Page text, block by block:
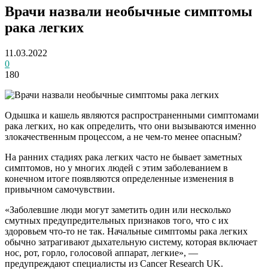
Врачи назвали необычные симптомы
рака легких
11.03.2022
0
180
Одышка и кашель являются распространенными симптомами
рака легких, но как определить, что они вызываются именно
злокачественным процессом, а не чем-то менее опасным?
На ранних стадиях рака легких часто не бывает заметных
симптомов, но у многих людей с этим заболеванием в
конечном итоге появляются определенные изменения в
привычном самочувствии.
«Заболевшие люди могут заметить один или несколько
смутных предупредительных признаков того, что с их
здоровьем что-то не так. Начальные симптомы рака легких
обычно затрагивают дыхательную систему, которая включает
нос, рот, горло, голосовой аппарат, легкие», —
предупреждают специалисты из Cancer Research UK.